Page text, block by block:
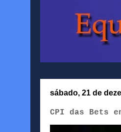
sábado, 21 de
CPI das Bets